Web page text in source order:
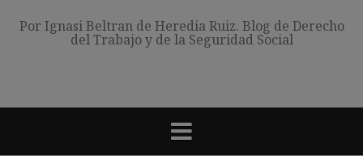
Por Ignasi Beltran de Heredia Ruiz. Blog de Derecho
del Trabajo y de la Seguridad Social